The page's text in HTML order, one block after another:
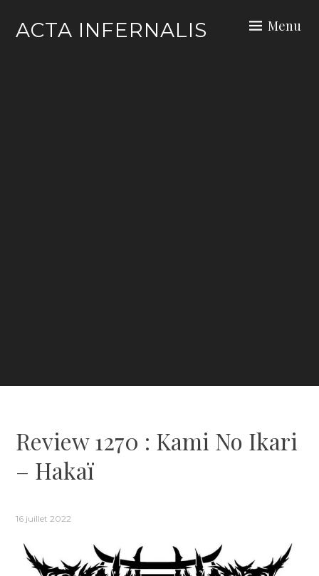
ACTA INFERNALIS Menu
Review 1270 : Kami No Ikari
– Hakaï
16 juillet 2022